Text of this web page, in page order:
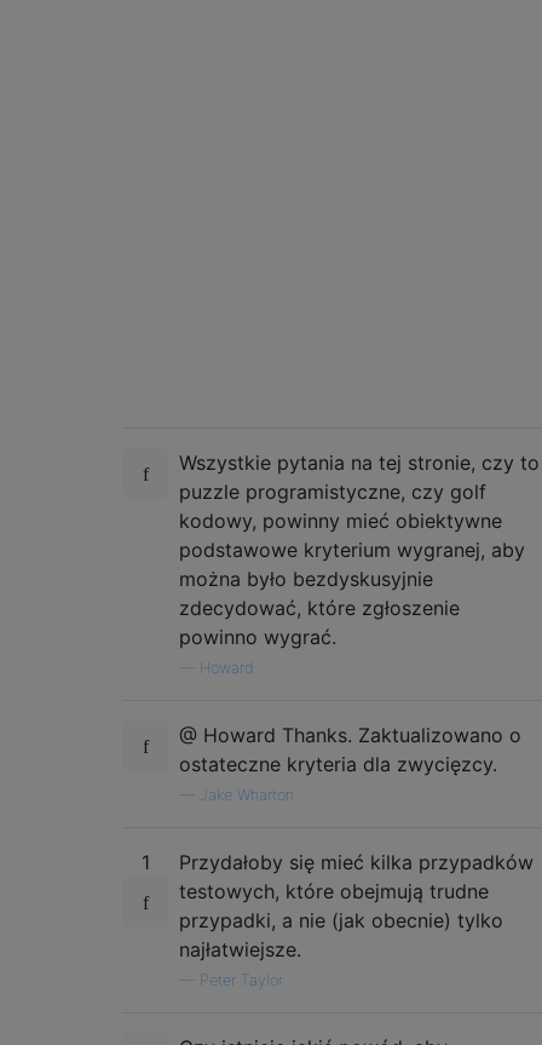
Wszystkie pytania na tej stronie, czy to
puzzle programistyczne, czy golf
kodowy, powinny mieć obiektywne
podstawowe kryterium wygranej, aby
można było bezdyskusyjnie
zdecydować, które zgłoszenie
powinno wygrać.
Howard
@ Howard Thanks. Zaktualizowano o
ostateczne kryteria dla zwycięzcy.
Jake Wharton
1
Przydałoby się mieć kilka przypadków
testowych, które obejmują trudne
przypadki, a nie (jak obecnie) tylko
najłatwiejsze.
Peter Taylor